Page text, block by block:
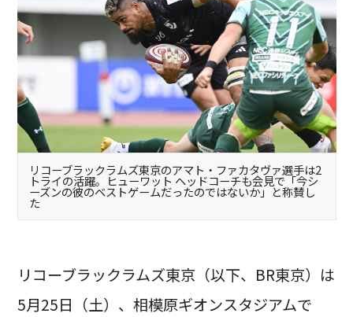
リコーブラックラムズ東京のアマト・ファカタヴァ選手は2
トライの活躍。ヒューワット ヘッドコーチも会見で「今シ
ーズンの彼のベストゲームだったのではないか」と称賛し
た
リコーブラックラムズ東京（以下、BR東京）は
5月25日（土）、相模原ギオンスタジアムで